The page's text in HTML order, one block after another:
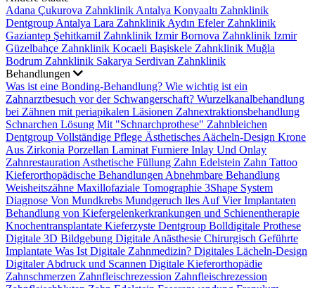
Adana Çukurova Zahnklinik Antalya Konyaaltı Zahnklinik
Dentgroup Antalya Lara Zahnklinik Aydın Efeler Zahnklinik
Gaziantep Şehitkamil Zahnklinik Izmir Bornova Zahnklinik Izmir
Güzelbahçe Zahnklinik Kocaeli Başiskele Zahnklinik Muğla
Bodrum Zahnklinik Sakarya Serdivan Zahnklinik
Behandlungen
Was ist eine Bonding-Behandlung? Wie wichtig ist ein
Zahnarztbesuch vor der Schwangerschaft? Wurzelkanalbehandlung
bei Zähnen mit periapikalen Läsionen Zahnextraktionsbehandlung
Schnarchen Lösung Mit "Schnarchprothese" Zahnbleichen
Dentgroup Vollständige Pflege Ästhetisches Aächeln-Design Krone
Aus Zirkonia Porzellan Laminat Furniere Inlay Und Onlay
Zahnrestauration Asthetische Füllung Zahn Edelstein Zahn Tattoo
Kieferorthopädische Behandlungen Abnehmbare Behandlung
Weisheitszähne Maxillofaziale Tomographie 3Shape System
Diagnose Von Mundkrebs Mundgeruch lles Auf Vier Implantaten
Behandlung von Kiefergelenkerkrankungen und Schienentherapie
Knochentransplantate Kieferzyste Dentgroup Bolldigitale Prothese
Digitale 3D Bildgebung Digitale Anästhesie Chirurgisch Geführte
Implantate Was Ist Digitale Zahnmedizin? Digitales Lächeln-Design
Digitaler Abdruck und Scannen Digitale Kieferorthopädie
Zahnschmerzen Zahnfleischrezession Zahnfleischrezession